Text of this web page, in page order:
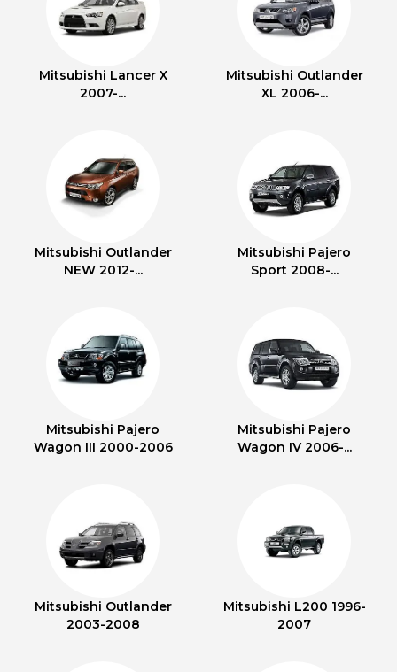
Mitsubishi Lancer X
2007-...
Mitsubishi Outlander
XL 2006-...
Mitsubishi Outlander
NEW 2012-...
Mitsubishi Pajero
Sport 2008-...
Mitsubishi Pajero
Wagon III 2000-2006
Mitsubishi Pajero
Wagon IV 2006-...
Mitsubishi Outlander
2003-2008
Mitsubishi L200 1996-
2007